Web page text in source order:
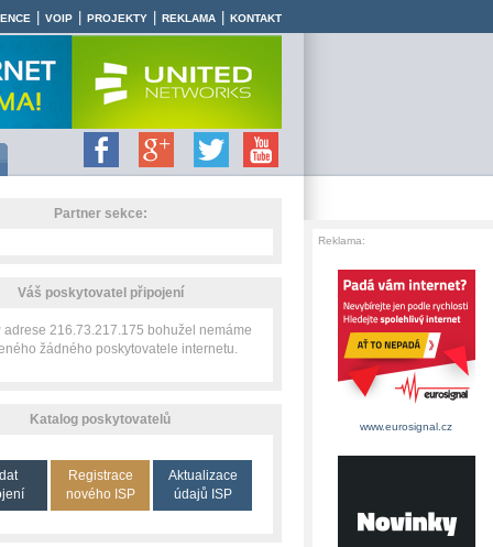
VOIP PROJEKTY REKLAMA KONTAKT
Partner sekce:
Váš poskytovatel připojení
adrese 216.73.217.175 bohužel nemáme
žádného poskytovatele internetu.
Katalog poskytovatelů
Registrace
nového ISP
Aktualizace
údajů ISP
Reklama:
www.eurosignal.cz